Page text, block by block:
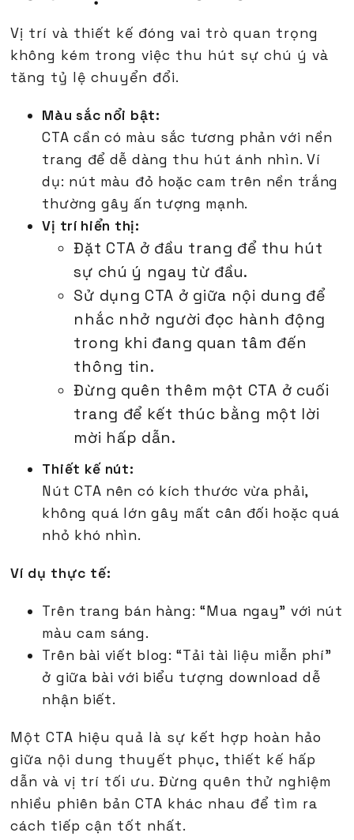
Vị trí và thiết kế đóng vai trò quan trọng
không kém trong việc thu hút sự chú ý và
tăng tỷ lệ chuyển đổi.
Màu sắc nổi bật:
CTA cần có màu sắc tương phản với nền
trang để dễ dàng thu hút ánh nhìn. Ví
dụ: nút màu đỏ hoặc cam trên nền trắng
thường gây ấn tượng mạnh.
Vị trí hiển thị:
Đặt CTA ở đầu trang để thu hút
sự chú ý ngay từ đầu.
Sử dụng CTA ở giữa nội dung để
nhắc nhở người đọc hành động
trong khi đang quan tâm đến
thông tin.
Đừng quên thêm một CTA ở cuối
trang để kết thúc bằng một lời
mời hấp dẫn.
Thiết kế nút:
Nút CTA nên có kích thước vừa phải,
không quá lớn gây mất cân đối hoặc quá
nhỏ khó nhìn.
Ví dụ thực tế:
Trên trang bán hàng: “Mua ngay” với nút
màu cam sáng.
Trên bài viết blog: “Tải tài liệu miễn phí”
ở giữa bài với biểu tượng download dễ
nhận biết.
Một CTA hiệu quả là sự kết hợp hoàn hảo
giữa nội dung thuyết phục, thiết kế hấp
dẫn và vị trí tối ưu. Đừng quên thử nghiệm
nhiều phiên bản CTA khác nhau để tìm ra
cách tiếp cận tốt nhất.